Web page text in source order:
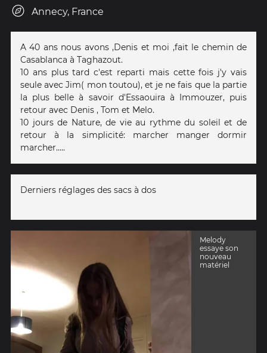
Annecy, France
A 40 ans nous avons ,Denis et moi ,fait le chemin de
Casablanca à Taghazout.
10 ans plus tard c'est reparti mais cette fois j'y vais
seule avec Jim( mon toutou), et je ne fais que la partie
la plus belle à savoir d'Essaouira à Immouzer, puis
retour avec Denis , Tom et Melo.
10 jours de Nature, de vie au rythme du soleil et de
retour à la simplicité: marcher manger dormir
marcher.....
Derniers réglages des sacs à dos
Melody
essaye son
nouveau
matériel